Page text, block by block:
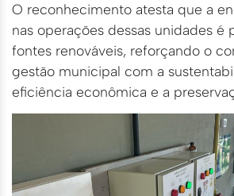
O reconhecimento atesta que a
nas operações dessas unidades é
fontes renováveis, reforçando o
gestão municipal com a
eficiência econômica e a